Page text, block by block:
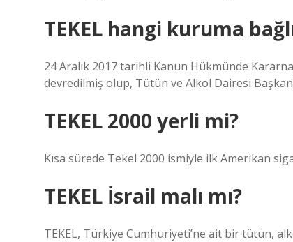
TEKEL hangi kuruma
24 Aralık 2017 tarihli Kanun Hükmünde
devredilmiş olup, Tütün ve Alkol Dairesi
TEKEL 2000 yerli mi?
Kısa sürede Tekel 2000 ismiyle ilk Amerikan
TEKEL İsrail malı mı?
TEKEL, Türkiye Cumhuriyeti’ne ait bir tütün,